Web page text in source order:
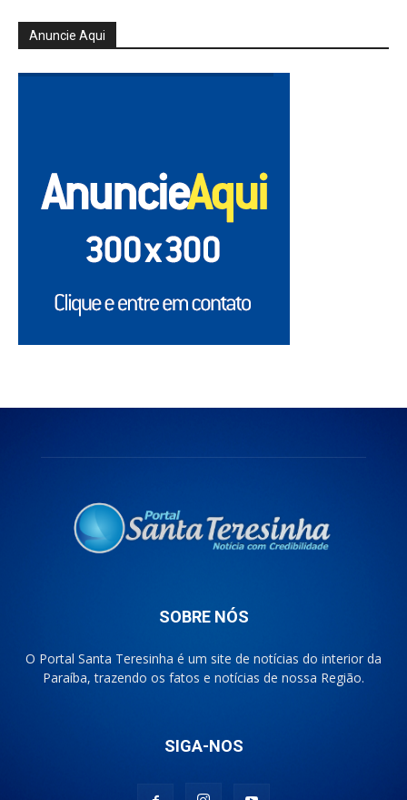
Anuncie Aqui
SOBRE NÓS
O Portal Santa Teresinha é um site de notícias do interior da
Paraíba, trazendo os fatos e notícias de nossa Região.
SIGA-NOS